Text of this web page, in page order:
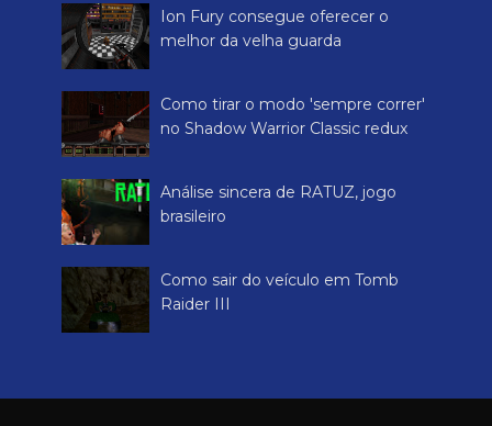
Ion Fury consegue oferecer o
melhor da velha guarda
Como tirar o modo 'sempre correr'
no Shadow Warrior Classic redux
Análise sincera de RATUZ, jogo
brasileiro
Como sair do veículo em Tomb
Raider III